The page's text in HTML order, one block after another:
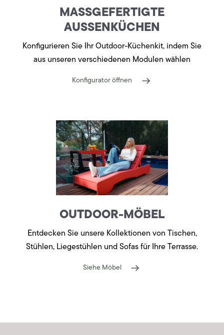
MASSGEFERTIGTE A
USSENKÜCHEN
Konfigurieren Sie Ihr Outdoor-Küchenkit, indem Sie
aus unseren verschiedenen Modulen wählen
Konfigurator öffnen
OUTDOOR-MÖBEL
Entdecken Sie unsere Kollektionen von Tischen,
Stühlen, Liegestühlen und Sofas für Ihre Terrasse.
Siehe Möbel